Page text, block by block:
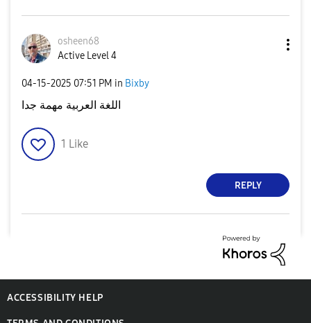
osheen68
Active Level 4
‎04-15-2025 07:51 PM in Bixby
اللغة العربية مهمة جدا
1 Like
REPLY
ACCESSIBILITY HELP